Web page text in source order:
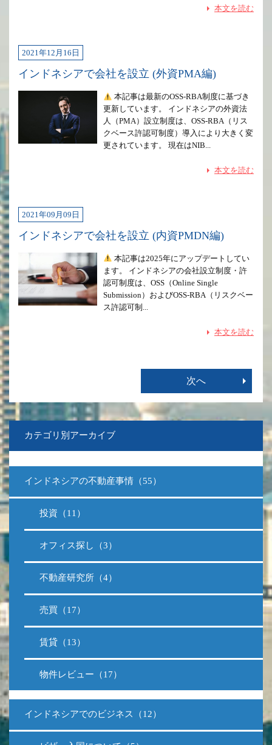
本文を読む
2021年12月16日
インドネシアで会社を設立 (外資PMA編)
本記事は最新のOSS-RBA制度に基づき
更新しています。 インドネシアの外資法
人（PMA）設立制度は、OSS-RBA（リス
クベース許認可制度）導入により大きく変
更されています。 現在はNIB...
本文を読む
2021年09月09日
インドネシアで会社を設立 (内資PMDN編)
本記事は2025年にアップデートしてい
ます。 インドネシアの会社設立制度・許
認可制度は、OSS（Online Single
Submission）およびOSS-RBA（リスクベー
ス許認可制...
本文を読む
カテゴリ別アーカイブ
インドネシアの不動産事情（55）
投資（11）
オフィス探し（3）
不動産研究所（4）
売買（17）
賃貸（13）
物件レビュー（17）
インドネシアでのビジネス（12）